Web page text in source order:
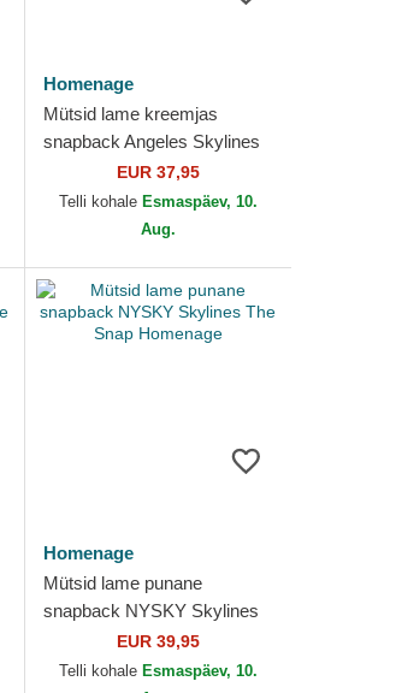
Homenage
Mütsid lame kreemjas
snapback Angeles Skylines
The Snap Homenage
EUR 37,95
Telli kohale Esmaspäev, 10.
Aug.
Homenage
Mütsid lame punane
snapback NYSKY Skylines
The Snap Homenage
EUR 39,95
Telli kohale Esmaspäev, 10.